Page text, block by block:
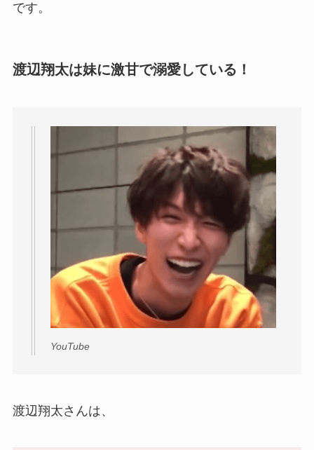
です。
渡辺翔太は妹に激甘で溺愛している！
YouTube
渡辺翔太さんは、